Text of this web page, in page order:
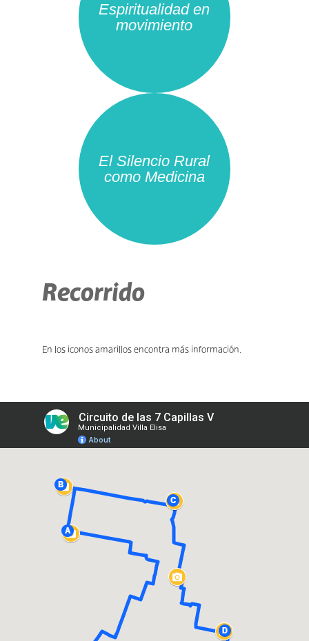
Espiritualidad en
movimiento
El Silencio Rural
como Medicina
Recorrido
En los iconos amarillos encontra más información.